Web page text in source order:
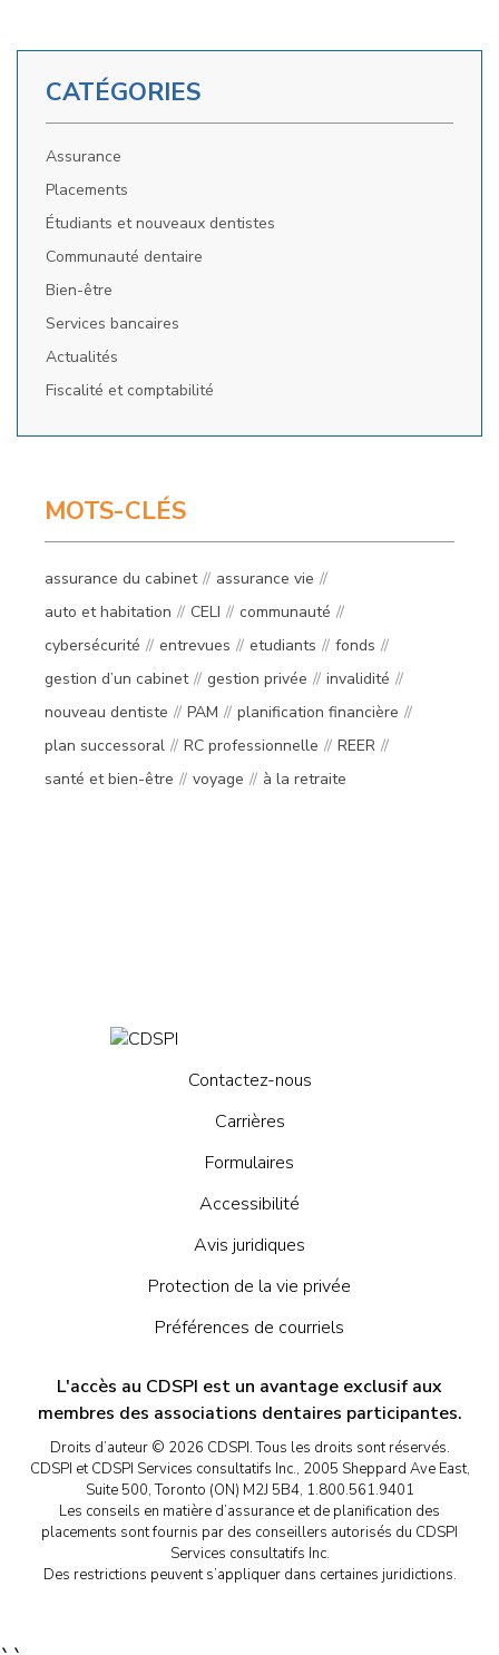
CATÉGORIES
Assurance
Placements
Étudiants et nouveaux dentistes
Communauté dentaire
Bien-être
Services bancaires
Actualités
Fiscalité et comptabilité
MOTS-CLÉS
assurance du cabinet
assurance vie
auto et habitation
CELI
communauté
cybersécurité
entrevues etudiants
fonds
gestion d’un cabinet
gestion privée
invalidité
nouveau dentiste
PAM
planification financière
plan successoral
RC professionnelle
REER
santé et bien-être
voyage à la retraite
Contactez-nous
Carrières
Formulaires
Accessibilité
Avis juridiques
Protection de la vie privée
Préférences de courriels
L'accès au CDSPI est un avantage exclusif aux
membres des associations dentaires participantes.
Droits d’auteur © 2026 CDSPI. Tous les droits sont réservés.
CDSPI et CDSPI Services consultatifs Inc., 2005 Sheppard Ave East,
Suite 500, Toronto (ON) M2J 5B4, 1.800.561.9401
Les conseils en matière d’assurance et de planification des
placements sont fournis par des conseillers autorisés du CDSPI
Services consultatifs Inc.
Des restrictions peuvent s’appliquer dans certaines juridictions.